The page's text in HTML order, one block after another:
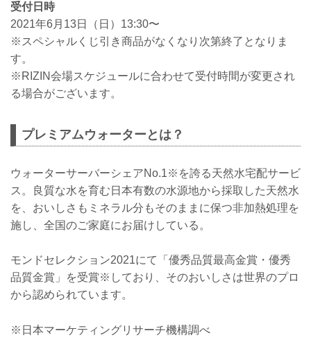
受付日時
2021年6月13日（日）13:30〜
※スペシャルくじ引き商品がなくなり次第終了となりま
す。
※RIZIN会場スケジュールに合わせて受付時間が変更され
る場合がございます。
プレミアムウォーターとは？
ウォーターサーバーシェアNo.1※を誇る天然水宅配サービ
ス。良質な水を育む日本有数の水源地から採取した天然水
を、おいしさもミネラル分もそのままに保つ非加熱処理を
施し、全国のご家庭にお届けしている。
モンドセレクション2021にて「優秀品質最高金賞・優秀
品質金賞」を受賞※しており、そのおいしさは世界のプロ
から認められています。
※日本マーケティングリサーチ機構調べ